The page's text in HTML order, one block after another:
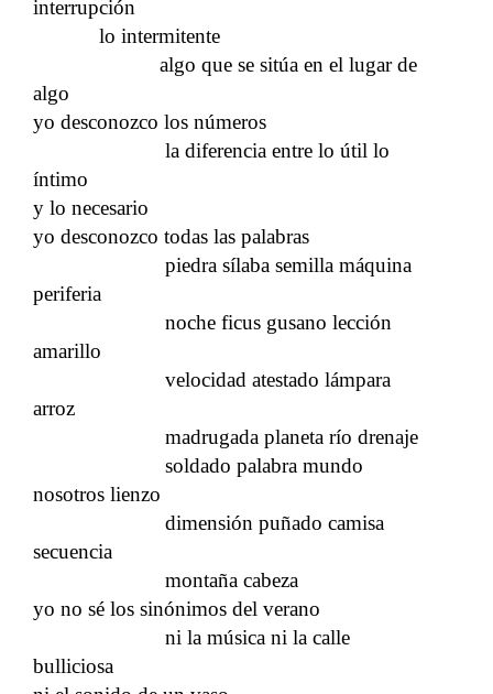
interrupción
lo intermitente
algo que se sitúa en el lugar de
algo
yo desconozco los números
la diferencia entre lo útil lo
íntimo
y lo necesario
yo desconozco todas las palabras
piedra sílaba semilla máquina
periferia
noche ficus gusano lección
amarillo
velocidad atestado lámpara
arroz
madrugada planeta río drenaje
soldado palabra mundo
nosotros lienzo
dimensión puñado camisa
secuencia
montaña cabeza
yo no sé los sinónimos del verano
ni la música ni la calle
bulliciosa